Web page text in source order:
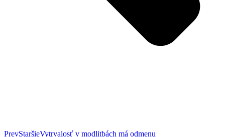
PrevStaršieVytrvalosť v modlitbách má odmenu